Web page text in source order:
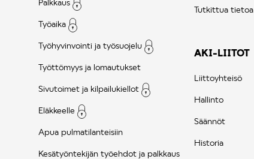
Palkkaus
Työaika
Työhyvinvointi ja työsuojelu
Työttömyys ja lomautukset
Sivutoimet ja kilpailukiellot
Eläkkeelle
Apua pulmatilanteisiin
Kesätyöntekijän työehdot ja palkkaus
Tutkittua tietoa
AKI-LIITOT
Liittoyhteisö
Hallinto
Säännöt
Historia